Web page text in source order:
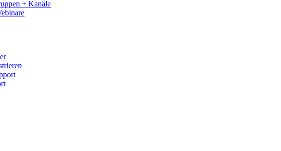
+ Kanäle